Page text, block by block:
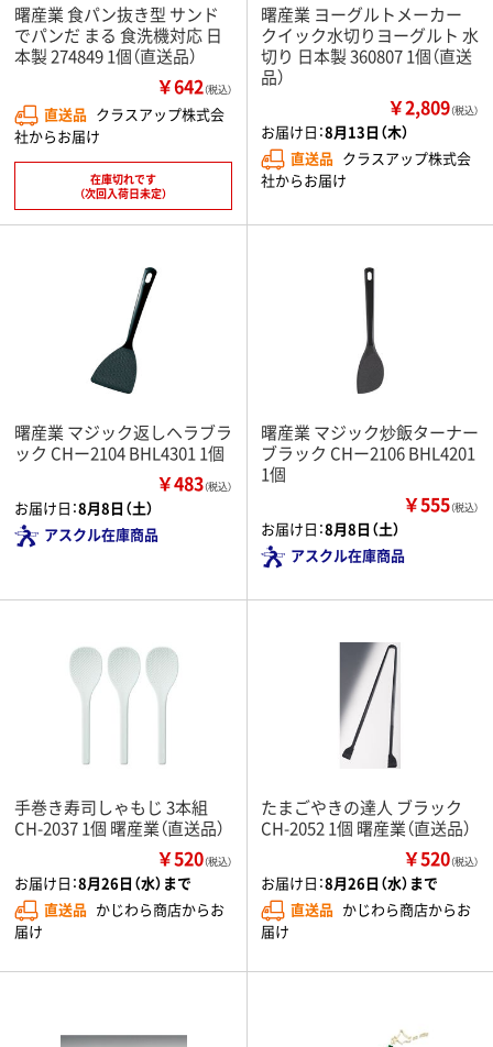
曙産業 食パン抜き型 サンド
でパンだ まる 食洗機対応 日
本製 274849 1個（直送品）
￥642（税込）
直送品 クラスアップ株式会
社からお届け
在庫切れです
（次回入荷日未定）
曙産業 ヨーグルトメーカー
クイック水切りヨーグルト 水
切り 日本製 360807 1個（直送
品）
￥2,809（税込）
お届け日：8月13日（木）
直送品 クラスアップ株式会
社からお届け
曙産業 マジック返しヘラブラ
ック CHー2104 BHL4301 1個
￥483（税込）
お届け日：8月8日（土）
アスクル在庫商品
曙産業 マジック炒飯ターナー
ブラック CHー2106 BHL4201
1個
￥555（税込）
お届け日：8月8日（土）
アスクル在庫商品
手巻き寿司しゃもじ 3本組
CH-2037 1個 曙産業（直送品）
￥520（税込）
お届け日：8月26日（水）まで
直送品 かじわら商店からお
届け
たまごやきの達人 ブラック
CH-2052 1個 曙産業（直送品）
￥520（税込）
お届け日：8月26日（水）まで
直送品 かじわら商店からお
届け